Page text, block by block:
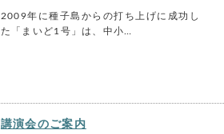
2009年に種子島からの打ち上げに成功し
た「まいど1号」は、中小…
講演会のご案内